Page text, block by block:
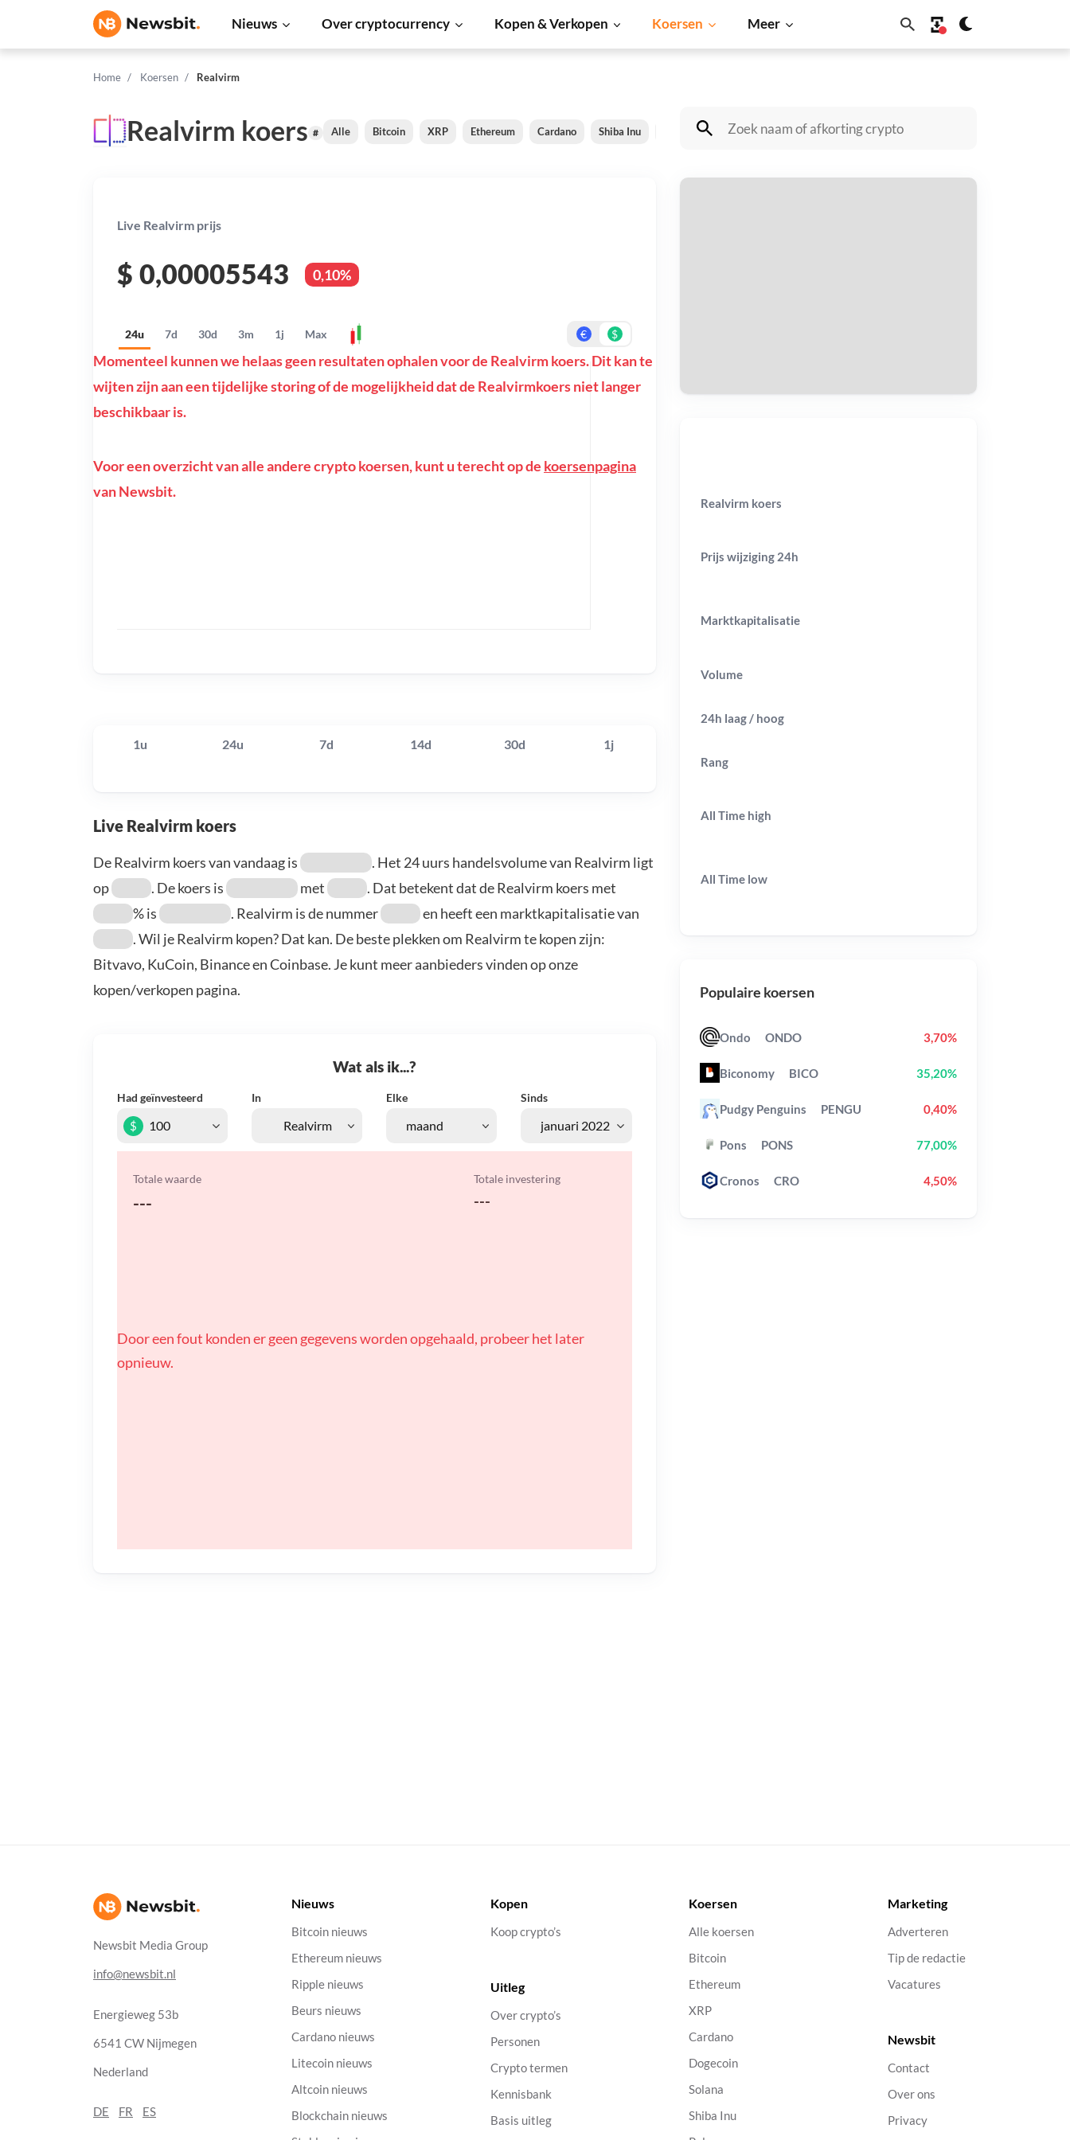
Nieuws Over cryptocurrency Kopen & Verkopen Koersen Meer
Home Koersen Realvirm
Realvirm koers # Alle Bitcoin XRP Ethereum Cardano Shiba Inu Dogecoin Solana BNB
Live Realvirm prijs
$ 0,00005543 0,10%
24u 7d 30d 3m 1j Max € $
Momenteel kunnen we helaas geen resultaten ophalen voor de Realvirm koers. Dit kan te
wijten zijn aan een tijdelijke storing of de mogelijkheid dat de Realvirmkoers niet langer
beschikbaar is.
Voor een overzicht van alle andere crypto koersen, kunt u terecht op de koersenpagina
van Newsbit.
1u 24u 7d 14d 30d 1j
Live Realvirm koers
De Realvirm koers van vandaag is
. Het 24 uurs handelsvolume van Realvirm ligt
op
. De koers is met
. Dat betekent dat de Realvirm koers met
% is
. Realvirm is de nummer
en heeft een marktkapitalisatie van
. Wil je Realvirm kopen? Dat kan. De beste plekken om Realvirm te kopen zijn:
Bitvavo, KuCoin, Binance en Coinbase. Je kunt meer aanbieders vinden op onze
kopen/verkopen pagina.
Wat als ik...?
Had geïnvesteerd In Elke Sinds
$
Totale waarde
---
Totale investering
---
Door een fout konden er geen gegevens worden opgehaald, probeer het later
opnieuw.
Realvirm koers
Prijs wijziging 24h
Marktkapitalisatie
Volume
24h laag / hoog
Rang
All Time high
All Time low
Populaire koersen
Ondo ONDO 3,70%
Biconomy BICO 35,20%
Pudgy Penguins PENGU 0,40%
Pons PONS 77,00%
Cronos CRO 4,50%
Newsbit Media Group
info@newsbit.nl
Energieweg 53b
6541 CW Nijmegen
Nederland
DE FR ES
Nieuws
Bitcoin nieuws
Ethereum nieuws
Ripple nieuws
Beurs nieuws
Cardano nieuws
Litecoin nieuws
Altcoin nieuws
Blockchain nieuws
Kopen
Koop crypto’s
Uitleg
Over crypto’s
Personen
Crypto termen
Kennisbank
Basis uitleg
Koersen
Alle koersen
Bitcoin
Ethereum
XRP
Cardano
Dogecoin
Solana
Shiba Inu
Marketing
Adverteren
Tip de redactie
Vacatures
Newsbit
Contact
Over ons
Privacy